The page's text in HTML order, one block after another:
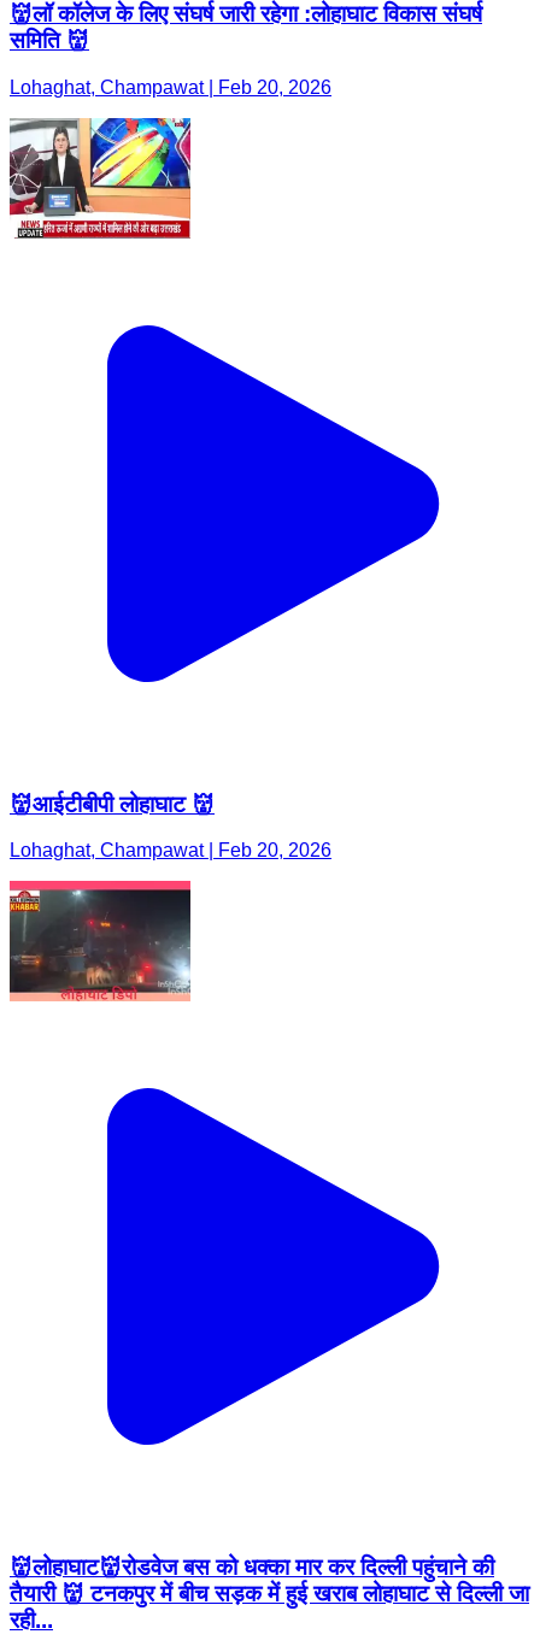
👹लॉ कॉलेज के लिए संघर्ष जारी रहेगा :लोहाघाट विकास संघर्ष
समिति 👹
Lohaghat, Champawat | Feb 20, 2026
👹आईटीबीपी लोहाघाट 👹
Lohaghat, Champawat | Feb 20, 2026
👹लोहाघाट👹रोडवेज बस को धक्का मार कर दिल्ली पहुंचाने की
तैयारी 👹 टनकपुर में बीच सड़क में हुई खराब लोहाघाट से दिल्ली जा
रही...